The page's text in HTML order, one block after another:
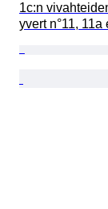
1c:n
yvert n°11, 11a